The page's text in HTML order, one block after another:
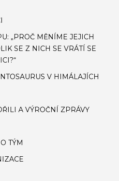
„PROČ MĚNÍME JEJICH
SE Z NICH SE VRÁTÍ SE
V HIMÁLAJÍCH
A VÝROČNÍ ZPRÁVY
TÝM